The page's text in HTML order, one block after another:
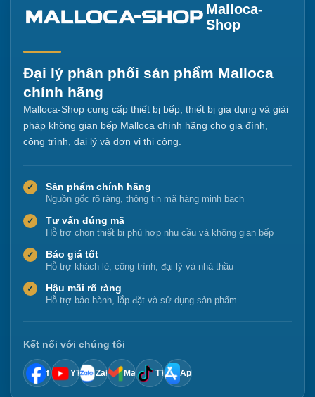
Malloca-
Shop
Đại lý phân phối sản phẩm Malloca
chính hãng
Malloca-Shop cung cấp thiết bị bếp, thiết bị gia dụng và giải
pháp không gian bếp Malloca chính hãng cho gia đình,
công trình, đại lý và đơn vị thi công.
✓ Sản phẩm chính hãng
Nguồn gốc rõ ràng, thông tin mã hàng minh bạch
✓ Tư vấn đúng mã
Hỗ trợ chọn thiết bị phù hợp nhu cầu và không gian bếp
✓ Báo giá tốt
Hỗ trợ khách lẻ, công trình, đại lý và nhà thầu
✓ Hậu mãi rõ ràng
Hỗ trợ bảo hành, lắp đặt và sử dụng sản phẩm
Kết nối với chúng tôi
f YT Zalo Mail TT App